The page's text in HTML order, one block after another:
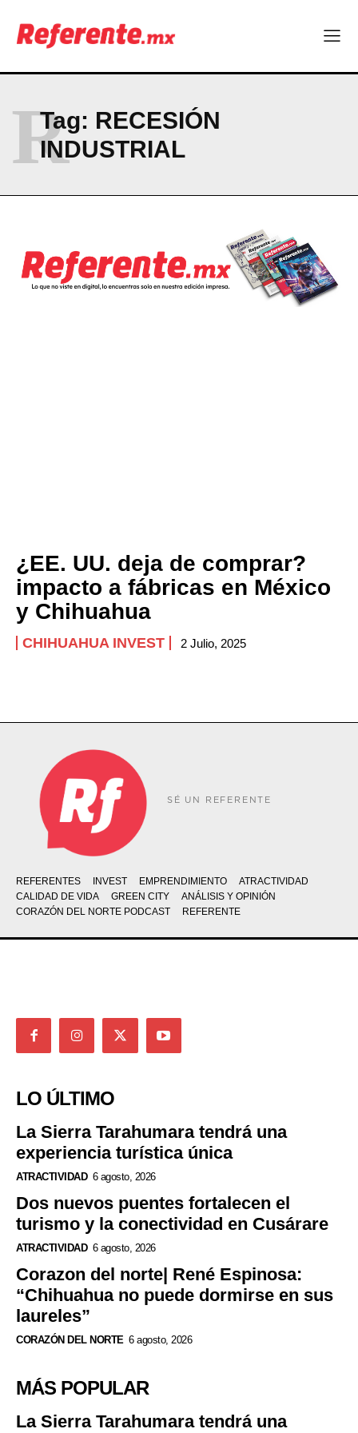
ABOUT
NEWSLETTER
Tag: RECESIÓN
INDUSTRIAL
R
¿EE. UU. deja de comprar?
impacto a fábricas en México
y Chihuahua
CHIHUAHUA INVEST 2 Julio, 2025
SÉ UN REFERENTE
REFERENTES INVEST EMPRENDIMIENTO
ATRACTIVIDAD
CALIDAD DE VIDA
GREEN CITY
ANÁLISIS Y OPINIÓN
CORAZÓN DEL NORTE PODCAST
REFERENTE
LO ÚLTIMO
La Sierra Tarahumara tendrá una
experiencia turística única
ATRACTIVIDAD 6 agosto, 2026
Dos nuevos puentes fortalecen el
turismo y la conectividad en Cusárare
ATRACTIVIDAD 6 agosto, 2026
Corazon del norte| René Espinosa:
“Chihuahua no puede dormirse en sus
laureles”
CORAZÓN DEL NORTE 6 agosto, 2026
MÁS POPULAR
La Sierra Tarahumara tendrá una